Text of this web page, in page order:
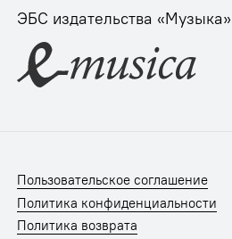
ЭБС издательства «Музыка»
Пользовательское соглашение
Политика конфиденциальности
Политика возврата